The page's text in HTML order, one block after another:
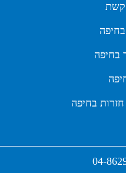
קשת
בחיפה
בחיפה
04-